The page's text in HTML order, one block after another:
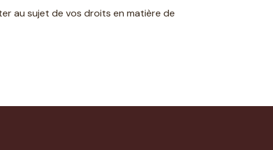
au sujet de vos droits en matière de